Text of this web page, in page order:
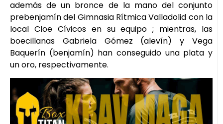
además de un bronce de la mano del conjunto
prebenjamín del Gimnasia Rítmica Valladolid con la
local Cloe Cívicos en su equipo ; mientras, las
boecillanas Gabriela Gómez (alevín) y Vega
Baquerín (benjamín) han conseguido una plata y
un oro, respectivamente.